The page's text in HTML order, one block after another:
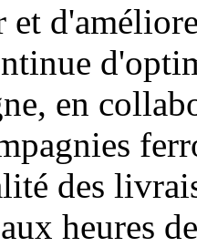
en
des
heures